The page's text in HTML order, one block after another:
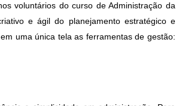
voluntários do curso de Administração da
e ágil do planejamento estratégico e
uma única tela as ferramentas de gestão: